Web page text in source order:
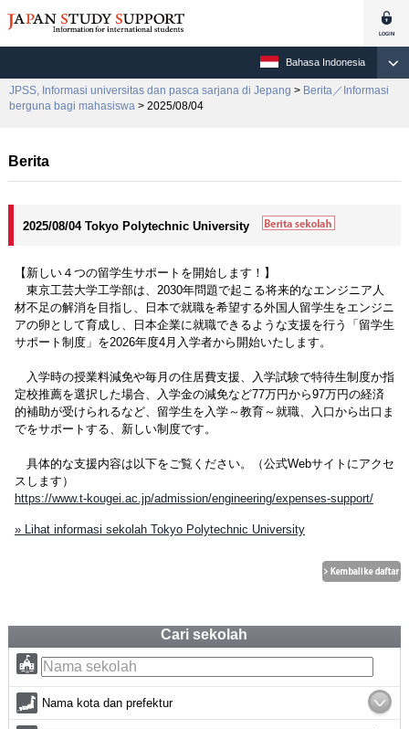
Bahasa Indonesia
JPSS, Informasi universitas dan pasca sarjana di Jepang > Berita／Informasi
berguna bagi mahasiswa > 2025/08/04
Berita
2025/08/04 Tokyo Polytechnic University
【新しい４つの留学生サポートを開始します！】
東京工芸大学工学部は、2030年問題で起こる将来的なエンジニア人
材不足の解消を目指し、日本で就職を希望する外国人留学生をエンジニ
アの卵として育成し、日本企業に就職できるような支援を行う「留学生
サポート制度」を2026年度4月入学者から開始いたします。
入学時の授業料減免や毎月の住居費支援、入学試験で特待生制度か指
定校推薦を選択した場合、入学金の減免など77万円から97万円の経済
的補助が受けられるなど、留学生を入学～教育～就職、入口から出口ま
でをサポートする、新しい制度です。
具体的な支援内容は以下をご覧ください。（公式Webサイトにアクセ
スします）
https://www.t-kougei.ac.jp/admission/engineering/expenses-support/
» Lihat informasi sekolah Tokyo Polytechnic University
Cari sekolah
Nama kota dan prefektur